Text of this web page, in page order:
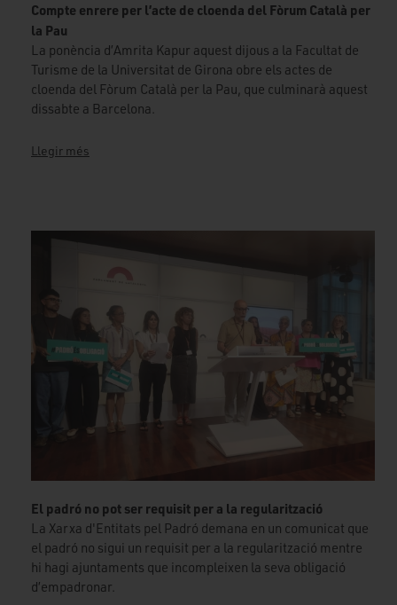
Compte enrere per l’acte de cloenda del Fòrum Català per
la Pau
La ponència d’Amrita Kapur aquest dijous a la Facultat de
Turisme de la Universitat de Girona obre els actes de
cloenda del Fòrum Català per la Pau, que culminarà aquest
dissabte a Barcelona.
Llegir més
El padró no pot ser requisit per a la regularització
La Xarxa d'Entitats pel Padró demana en un comunicat que
el padró no sigui un requisit per a la regularització mentre
hi hagi ajuntaments que incompleixen la seva obligació
d’empadronar.